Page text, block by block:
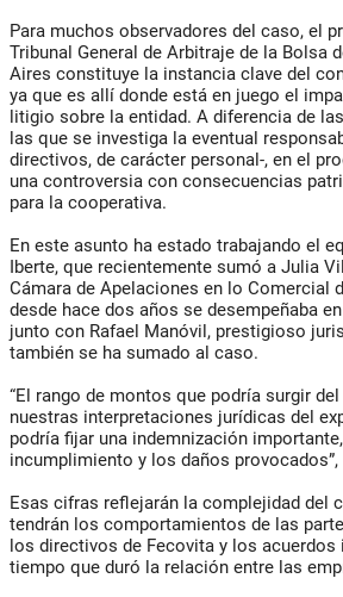
Para muchos observadores del caso, el
Tribunal General de Arbitraje de la Bolsa
Aires constituye la instancia clave del
ya que es allí donde está en juego el
litigio sobre la entidad. A diferencia de
las que se investiga la eventual
directivos, de carácter personal-, en el
una controversia con consecuencias
para la cooperativa.
En este asunto ha estado trabajando el
Iberte, que recientemente sumó a Julia
Cámara de Apelaciones en lo Comercial
desde hace dos años se desempeñaba
junto con Rafael Manóvil, prestigioso
también se ha sumado al caso.
“El rango de montos que podría surgir
nuestras interpretaciones jurídicas del
podría fijar una indemnización
incumplimiento y los daños provocados”,
Esas cifras reflejarán la complejidad del
tendrán los comportamientos de las
los directivos de Fecovita y los acuerdos
tiempo que duró la relación entre las